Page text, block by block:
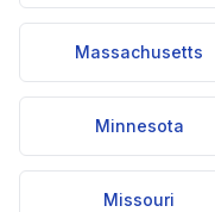
Massachusetts
Minnesota
Missouri